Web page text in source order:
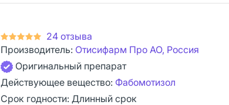
24 отзыва
Производитель: Отисифарм Про АО, Россия
Оригинальный препарат
Действующее вещество: Фабомотизол
Срок годности: Длинный срок